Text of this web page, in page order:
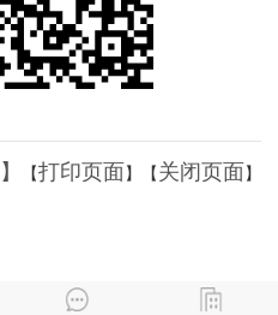
【打印页面】【 关闭页面】